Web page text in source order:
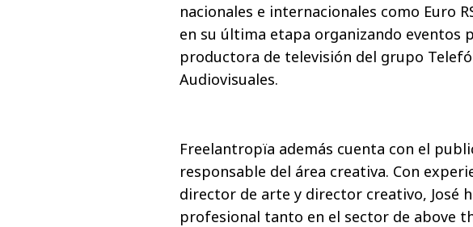
nacionales e internacionales como Euro
en su última etapa organizando eventos
productora de televisión del grupo
Audiovisuales.
Freelantropïa además cuenta con el
responsable del área creativa. Con
director de arte y director creativo, José
profesional tanto en el sector de above